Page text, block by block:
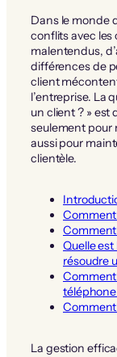
Dans le monde
conflits avec les
malentendus,
différences de
client
l’entreprise. La
un client ? » est
seulement pour
aussi pour
clientèle.
Quelle
résoudre
La gestion